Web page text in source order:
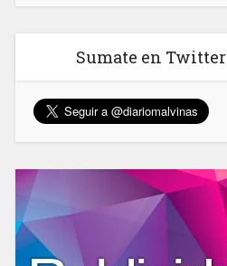
Sumate en Twitter